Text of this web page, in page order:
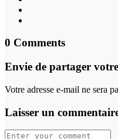
0 Comments
Envie de partager
Votre adresse e-mail ne sera
Laisser un